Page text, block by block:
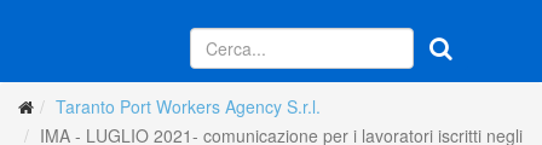
Taranto Port Workers Agency S.r.l.
IMA - LUGLIO 2021- comunicazione per i lavoratori iscritti negli